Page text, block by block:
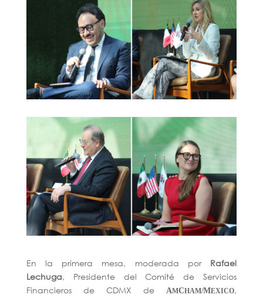
En la primera mesa, moderada por Rafael
Lechuga, Presidente del Comité de Servicios
Financieros de CDMX de
AMCHAM/MEXICO,